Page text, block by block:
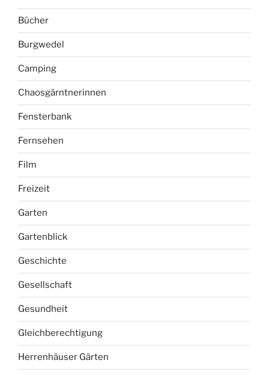
Bücher
Burgwedel
Camping
Chaosgärntnerinnen
Fensterbank
Fernsehen
Film
Freizeit
Garten
Gartenblick
Geschichte
Gesellschaft
Gesundheit
Gleichberechtigung
Herrenhäuser Gärten